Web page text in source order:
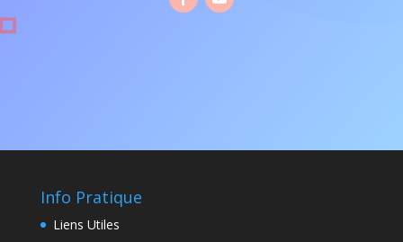
Info Pratique
Liens Utiles